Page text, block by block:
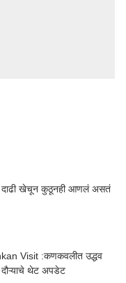
दाढी खेचून कुठूनही आणलं असतं
Visit :कणकवलीत उद्धव
दौऱ्याचे थेट अपडेट